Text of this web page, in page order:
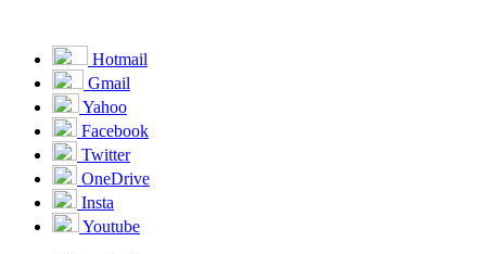
Hotmail
Gmail
Yahoo
Facebook
Twitter
OneDrive
Insta
Youtube